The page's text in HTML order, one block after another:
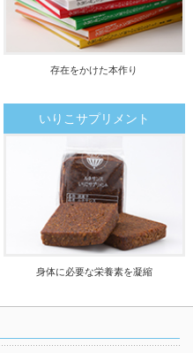
存在をかけた本作り
いりこサプリメント
身体に必要な栄養素を凝縮